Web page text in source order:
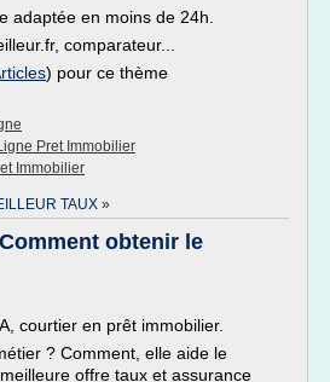
adaptée en moins de 24h.
comparateur...
) pour ce thème
Pret Immobilier
Immobilier
TAUX »
obtenir le
courtier en prêt immobilier.
? Comment, elle aide le
offre taux et assurance